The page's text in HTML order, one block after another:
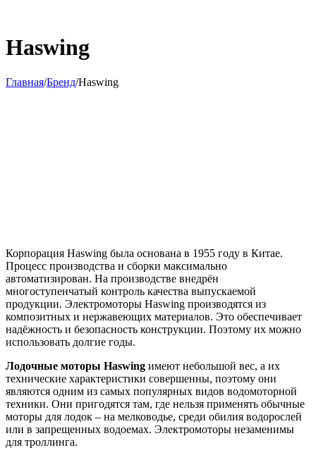
Haswing
Главная/Бренд/Haswing
Корпорация Haswing была основана в 1955 году в Китае.
Процесс производства и сборки максимально
автоматизирован. На производстве внедрён
многоступенчатый контроль качества выпускаемой
продукции. Электромоторы Haswing производятся из
композитных и нержавеющих материалов. Это обеспечивает
надёжность и безопасность конструкции. Поэтому их можно
использовать долгие годы.
Лодочные моторы Haswing имеют небольшой вес, а их
технические характеристики совершенны, поэтому они
являются одним из самых популярных видов водомоторной
техники. Они пригодятся там, где нельзя применять обычные
моторы для лодок – на мелководье, среди обилия водорослей
или в запрещенных водоемах. Электромоторы незаменимы
для троллинга.